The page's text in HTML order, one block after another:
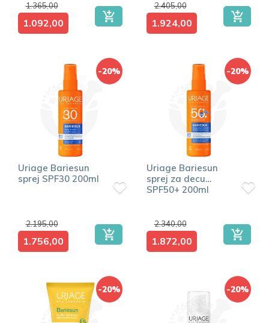
1.365,00
1.092,00
2.405,00
1.924,00
-20%
Uriage Bariesun
sprej SPF30 200ml
2.195,00
1.756,00
-20%
Uriage Bariesun
sprej za decu
SPF50+ 200ml
2.340,00
1.872,00
-20% -20%